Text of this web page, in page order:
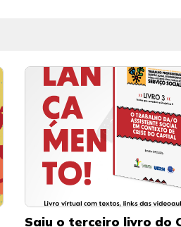
Saiu o terceiro livro do